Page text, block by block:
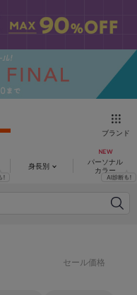
ブランド
身長別
パーソナル
カラー
セール価格